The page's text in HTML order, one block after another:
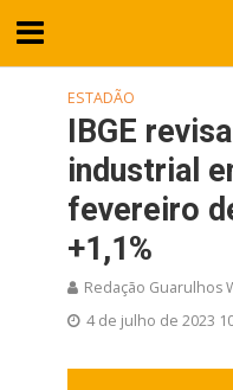
ESTADÃO
IBGE
industrial
fevereiro
+1,1%
Redação Guarulhos
4 de julho de 2023